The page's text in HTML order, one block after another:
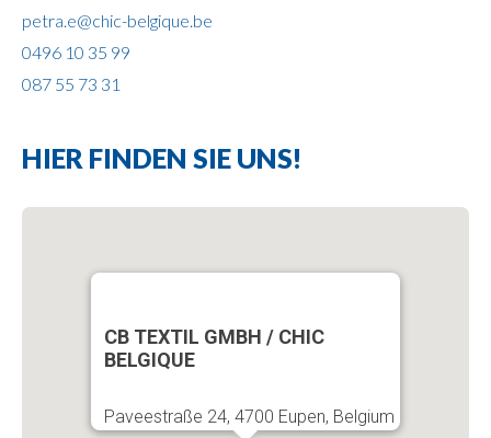
petra.e@chic-belgique.be
0496 10 35 99
087 55 73 31
HIER FINDEN SIE UNS!
CB TEXTIL GMBH / CHIC
BELGIQUE
Paveestraße 24, 4700 Eupen, Belgium